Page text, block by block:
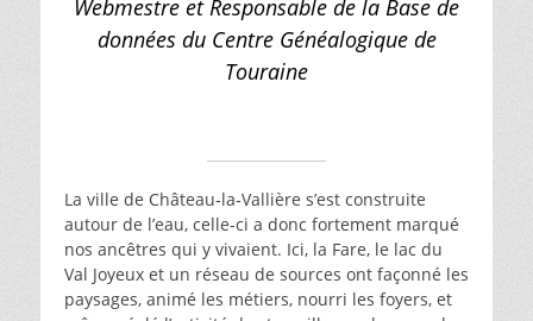
Webmestre et Responsable de la Base de
données du Centre Généalogique de
Touraine
La ville de Château‑la‑Vallière s’est construite
autour de l’eau, celle-ci a donc fortement marqué
nos ancêtres qui y vivaient. Ici, la Fare, le lac du
Val Joyeux et un réseau de sources ont façonné les
paysages, animé les métiers, nourri les foyers, et